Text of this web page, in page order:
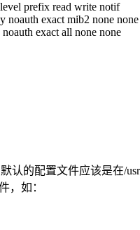
prefix read write notif
noauth exact mib2 none none
exact all none none
认的配置文件应该是在/
，如：